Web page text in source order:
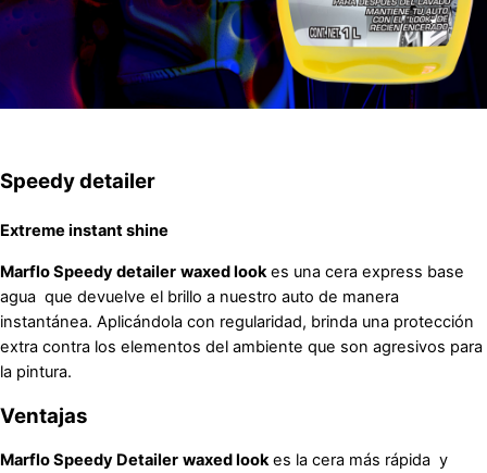
Speedy detailer
Extreme instant shine
Marflo Speedy detailer waxed lookes una cera express base
agua que devuelve el brillo a nuestro auto de manera
instantánea. Aplicándola con regularidad, brinda una protección
extra contra los elementos del ambiente que son agresivos para
la pintura.
Ventajas
Marflo Speedy Detailer waxed lookes la cera más rápida y